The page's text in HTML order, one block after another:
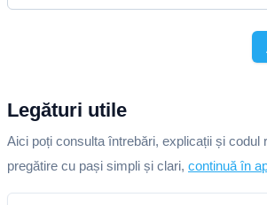
Legături utile
Aici poți consulta întrebări, explicații și codul
pregătire cu pași simpli și clari, continuă în